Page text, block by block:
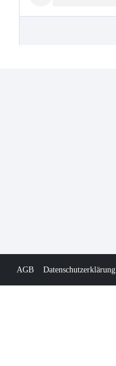
AGB Datenschutzerklärung